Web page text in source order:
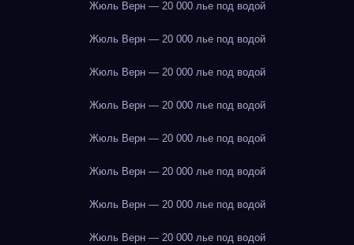
Жюль Верн — 20 000 лье под водой
Жюль Верн — 20 000 лье под водой
Жюль Верн — 20 000 лье под водой
Жюль Верн — 20 000 лье под водой
Жюль Верн — 20 000 лье под водой
Жюль Верн — 20 000 лье под водой
Жюль Верн — 20 000 лье под водой
Жюль Верн — 20 000 лье под водой